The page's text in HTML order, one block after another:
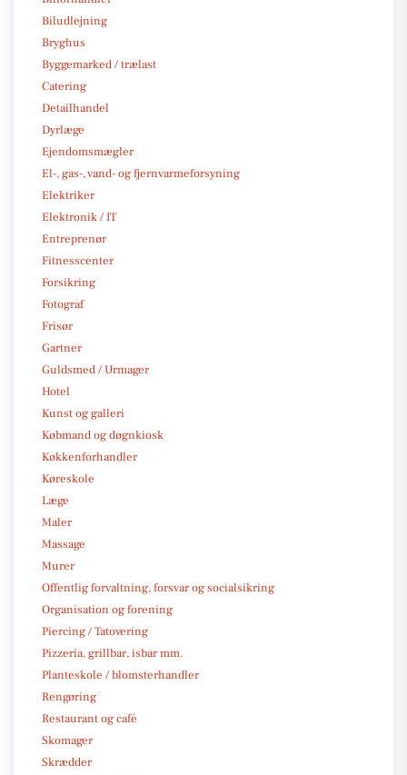
Biludlejning
Bryghus
Byggemarked / trælast
Catering
Detailhandel
Dyrlæge
Ejendomsmægler
El-, gas-, vand- og fjernvarmeforsyning
Elektriker
Elektronik / IT
Entreprenør
Fitnesscenter
Forsikring
Fotograf
Frisør
Gartner
Guldsmed / Urmager
Hotel
Kunst og galleri
Købmand og døgnkiosk
Køkkenforhandler
Køreskole
Læge
Maler
Massage
Murer
Offentlig forvaltning, forsvar og socialsikring
Organisation og forening
Piercing / Tatovering
Pizzeria, grillbar, isbar mm.
Planteskole / blomsterhandler
Rengøring
Restaurant og café
Skomager
Skrædder